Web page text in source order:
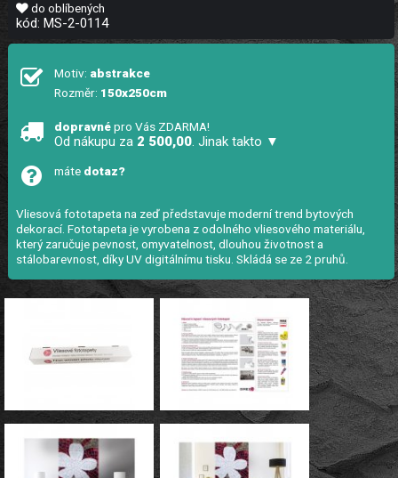
do oblíbených
kód: MS-2-0114
Motiv: abstrakce
Rozměr: 150x250cm
dopravnépro Vás ZDARMA!
Od nákupu za 2 500,00. Jinak takto ▼
máte dotaz?
Vliesová fototapeta na zeď představuje moderní trend bytových
dekorací. Fototapeta je vyrobena z odolného vliesového materiálu,
který zaručuje pevnost, omyvatelnost, dlouhou životnost a
stálobarevnost, díky UV digitálnímu tisku. Skládá se ze 2 pruhů.